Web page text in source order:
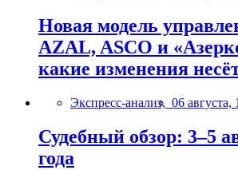
Новая модель
AZAL, ASCO и
какие изменения
Экспресс-анализ, 06 августа,
Судебный обзор: 3–5
года